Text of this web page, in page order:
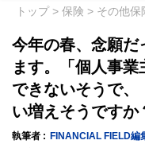
トップ> 保険 > その他保
今年の春、念願だ
ます。「個人事業
できないそうで、
い増えそうですか
執筆者 : FINANCIAL FIELD編